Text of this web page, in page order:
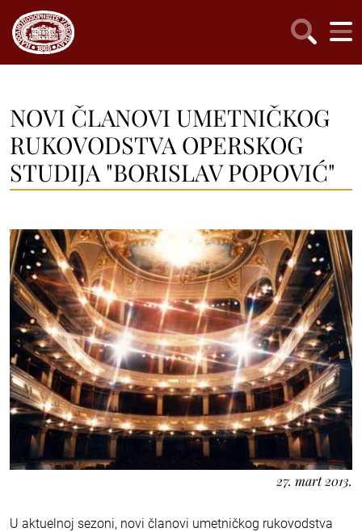
NOVI ČLANOVI UMETNIČKOG
RUKOVODSTVA OPERSKOG
STUDIJA "BORISLAV POPOVIĆ"
27. mart 2013.
U aktuelnoj sezoni, novi članovi umetničkog rukovodstva